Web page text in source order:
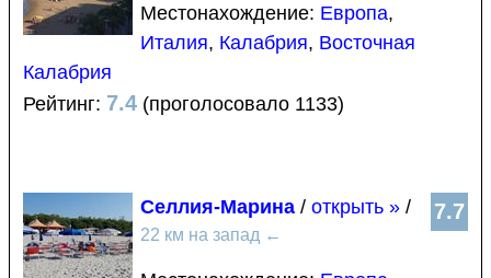
Местонахождение: Европа,
Италия, Калабрия, Восточная
Калабрия
Рейтинг: 7.4 (проголосовало 1133)
7.7
Селлия-Марина / открыть » /
22 км на запад ←